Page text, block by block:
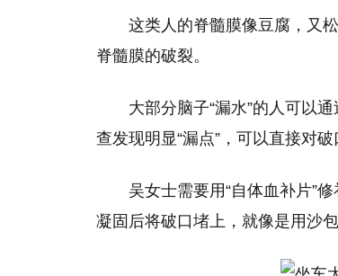
这类人的脊髓膜像豆腐，又
脊髓膜的破裂。
大部分脑子“漏水”的人可以
查发现明显“漏点”，可以直接对破
吴女士需要用“自体血补片”
凝固后将破口堵上，就像是用沙